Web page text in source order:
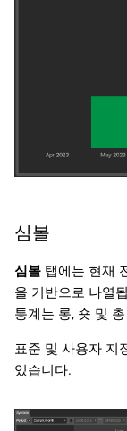
심볼
심볼 탭에는 현재
을 기반으로 나열
통계는 롱, 숏 및
표준 및 사용자 지
있습니다.